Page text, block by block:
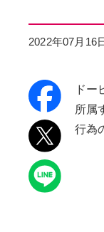
2022年07月16
ドー
所属
行為